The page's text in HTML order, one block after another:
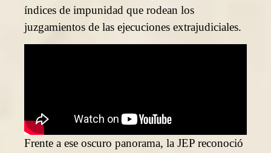
índices de impunidad que rodean los
juzgamientos de las ejecuciones extrajudiciales.
Frente a ese oscuro panorama, la JEP reconoció